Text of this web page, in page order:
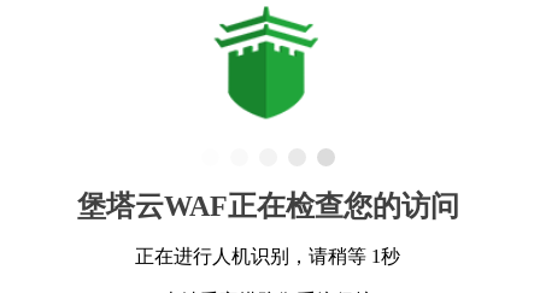
堡塔云WAF正在检查您的访问
正在进行人机识别，请稍等 1秒